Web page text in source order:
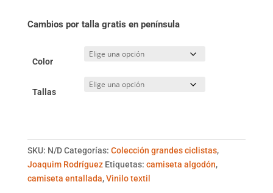
Cambios por talla gratis en península
Color
Tallas
SKU: N/D Categorías: Colección grandes ciclistas,
Joaquim Rodríguez Etiquetas: camiseta algodón,
camiseta entallada,Vinilo textil